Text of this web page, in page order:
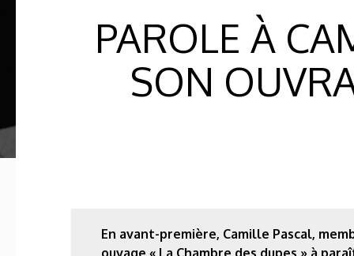
PAROLE À
SON
En avant-première, Camille Pascal,